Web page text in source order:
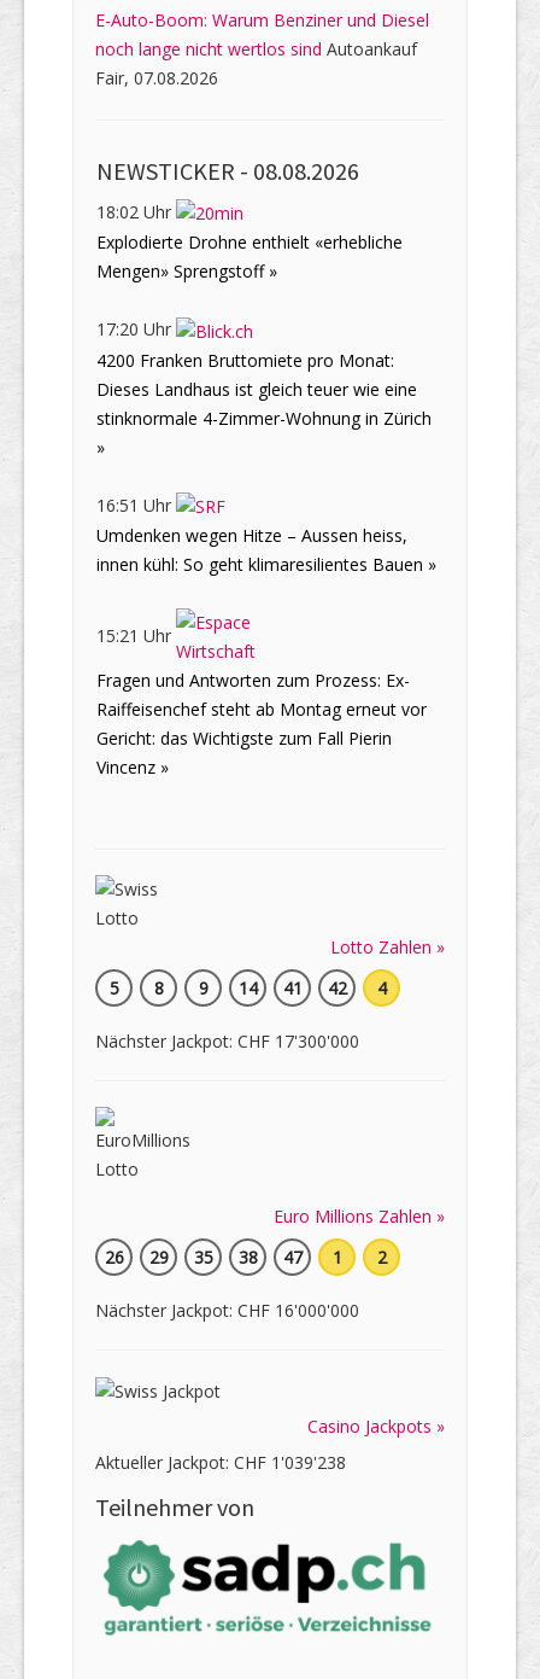
E-Auto-Boom: Warum Benziner und Diesel
noch lange nicht wertlos sind Autoankauf
Fair, 07.08.2026
NEWSTICKER - 08.08.2026
18:02 Uhr
Explodierte Drohne enthielt «erhebliche
Mengen» Sprengstoff »
17:20 Uhr
4200 Franken Bruttomiete pro Monat:
Dieses Landhaus ist gleich teuer wie eine
stinknormale 4-Zimmer-Wohnung in Zürich
»
16:51 Uhr
Umdenken wegen Hitze – Aussen heiss,
innen kühl: So geht klimaresilientes Bauen »
15:21 Uhr
Fragen und Antworten zum Prozess: Ex-
Raiffeisenchef steht ab Montag erneut vor
Gericht: das Wichtigste zum Fall Pierin
Vincenz »
Lotto Zahlen »
5
8 9 14 41 42 4
Nächster Jackpot: CHF 17'300'000
Euro Millions Zahlen »
26
29 35 38 47 1 2
Nächster Jackpot: CHF 16'000'000
Casino Jackpots »
Aktueller Jackpot: CHF 1'039'238
Teilnehmer von